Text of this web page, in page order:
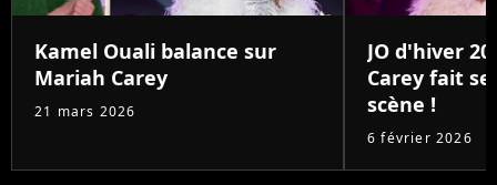
Kamel Ouali balance sur
Mariah Carey
21 mars 2026
JO d'hiver
Carey fait
scène !
6 février 2026